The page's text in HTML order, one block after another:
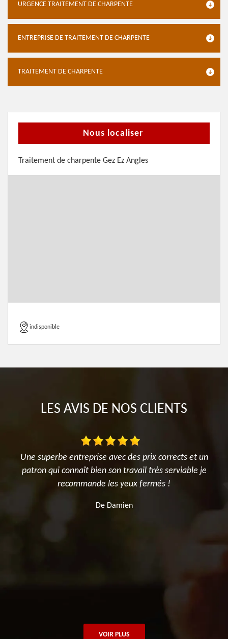
URGENCE TRAITEMENT DE CHARPENTE
ENTREPRISE DE TRAITEMENT DE CHARPENTE
TRAITEMENT DE CHARPENTE
Nous localiser
Traitement de charpente Gez Ez Angles
indisponible
LES AVIS DE NOS CLIENTS
Une superbe entreprise avec des prix corrects et un
patron qui connaît bien son travail très serviable je
recommande les yeux fermés !
De Damien
VOIR PLUS